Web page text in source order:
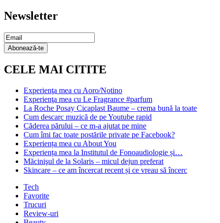
Newsletter
Email
Subscription
Abonează-te
CELE MAI CITITE
Experienţa mea cu Aoro/Notino
Experienţa mea cu Le Fragrance #parfum
La Roche Posay Cicaplast Baume – crema bună la toate
Cum descarc muzică de pe Youtube rapid
Căderea părului – ce m-a ajutat pe mine
Cum îmi fac toate postările private pe Facebook?
Experiența mea cu About You
Experiența mea la Institutul de Fonoaudiologie și…
Măcinişul de la Solaris – micul dejun preferat
Skincare – ce am încercat recent și ce vreau să încerc
Tech
Favorite
Trucuri
Review-uri